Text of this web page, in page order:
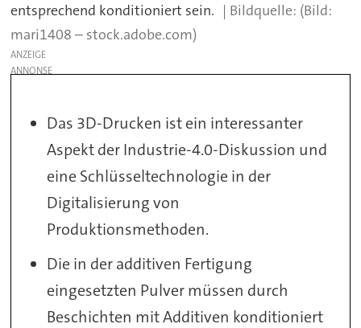
entsprechend konditioniert sein.
(Bild:
mari1408 – stock.adobe.com)
ANZEIGE
Das 3D-Drucken ist ein interessanter
Aspekt der Industrie-4.0-Diskussion und
eine Schlüsseltechnologie in der
Digitalisierung von
Produktionsmethoden.
Die in der additiven Fertigung
eingesetzten Pulver müssen durch
Beschichten mit Additiven konditioniert